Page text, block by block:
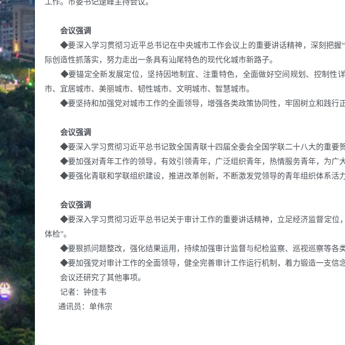
工作。市委书记逯峰主持会议。
会议强调
◆要深入学习贯彻习近平总书记在中央城市工作会议上的重要讲话精神， 深刻把握
际创造性抓落实， 努力走出一条具有汕尾特色的现代化城市新路子。
◆要锚定全新发展定位，坚持因地制宜、注重特色，全面做好空间规划、控制
市、宜居城市、美丽城市、韧性城市、文明城市、智慧城市。
◆要坚持和加强党对城市工作的全面领导，增强各类政策协同性，牢固树立和践行
会议强调
◆要深入学习贯彻习近平总书记致全国青联十四届全委会全国学联二十八大的重要
◆要加强对青年工作的领导， 有效引领青年，广泛组织青年，热情服务青年，为广
◆要强化青联和学联组织建设，推进改革创新，不断激发党领导的青年组织体系活力
会议强调
◆要深入学习贯彻习近平总书记关于审计工作的重要讲话精神，立足经济监督定
体检”。
◆要狠抓问题整改，强化结果运用，持续加强审计监督与纪检监察、巡视巡察等各
◆要加强党对审计工作的全面领导，健全完善审计工作运行机制， 着力锻造一支信
会议还研究了其他事项。
记者： 钟佳韦
通讯员： 单伟宗